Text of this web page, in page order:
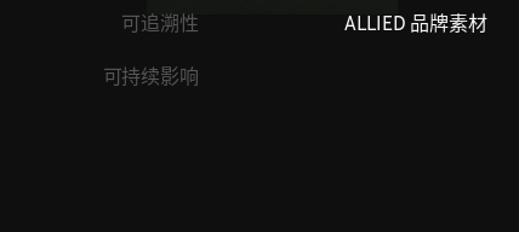
可追溯性
可持续影响
ALLIED 品牌素材